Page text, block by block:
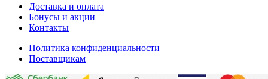
Доставка и оплата
Бонусы и акции
Контакты
Политика конфиденциальности
Поставщикам